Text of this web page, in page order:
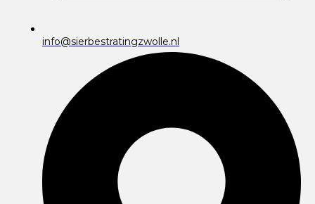
info@sierbestratingzwolle.nl